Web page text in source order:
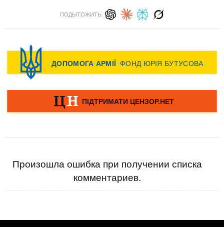
ПОДЫТОЖИТЬ:
Произошла ошибка при получении списка
комментариев.